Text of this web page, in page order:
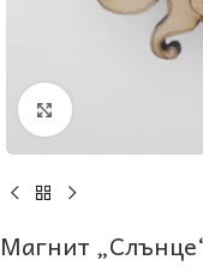
Увеличи
Магнит